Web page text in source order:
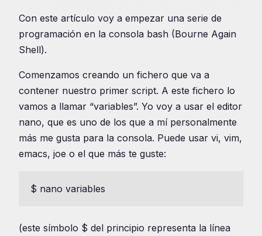
Con este artículo voy a empezar una serie de
programación en la consola bash (Bourne Again
Shell).
Comenzamos creando un fichero que va a
contener nuestro primer script. A este fichero lo
vamos a llamar “variables”. Yo voy a usar el editor
nano, que es uno de los que a mí personalmente
más me gusta para la consola. Puede usar vi, vim,
emacs, joe o el que más te guste:
$ nano variables
(este símbolo $ del principio representa la línea